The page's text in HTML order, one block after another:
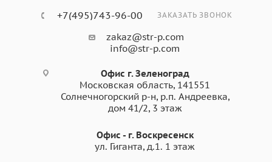
+7(495)743-96-00 ЗАКАЗАТЬ ЗВОНОК
zakaz@str-p.com
info@str-p.com
Офис г. Зеленоград
Московская область, 141551
Солнечногорский р-н, р.п. Андреевка,
дом 41/2, 3 этаж
Офис - г. Воскресенск
ул. Гиганта, д.1. 1 этаж